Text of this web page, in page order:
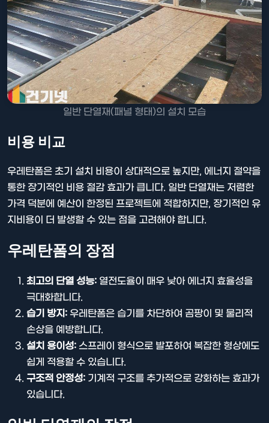
일반 단열재(패널 형태)의 설치 모습
비용 비교
우레탄폼은 초기 설치 비용이 상대적으로 높지만, 에너지 절약을
통한 장기적인 비용 절감 효과가 큽니다. 일반 단열재는 저렴한
가격 덕분에 예산이 한정된 프로젝트에 적합하지만, 장기적인 유
지비용이 더 발생할 수 있는 점을 고려해야 합니다.
우레탄폼의 장점
최고의 단열 성능: 열전도율이 매우 낮아 에너지 효율성을
극대화합니다.
습기 방지: 우레탄폼은 습기를 차단하여 곰팡이 및 물리적
손상을 예방합니다.
설치 용이성: 스프레이 형식으로 발포하여 복잡한 형상에도
쉽게 적용할 수 있습니다.
구조적 안정성: 기계적 구조를 추가적으로 강화하는 효과가
있습니다.